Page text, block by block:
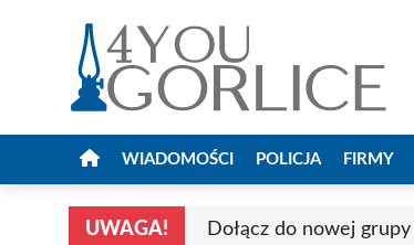
WIADOMOŚCI POLICJA FIRMY
UWAGA! Dołącz do nowej grupy